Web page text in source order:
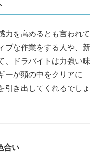
力を高めるとも言われて
ブな作業をする人や、新
、ドラバイトは力強い味
ーが頭の中をクリアに
引き出してくれるでしょ
合い